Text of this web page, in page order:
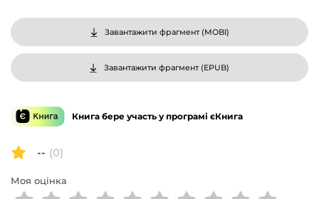
Завантажити фрагмент (MOBI)
Завантажити фрагмент (EPUB)
Книга бере участь у програмі єКнига
-- (0)
Моя оцінка